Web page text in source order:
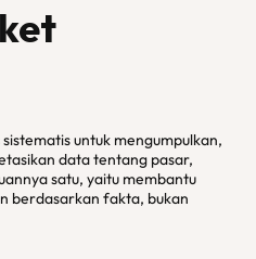
untuk mengumpulkan,
data tentang pasar,
satu, yaitu membantu
berdasarkan fakta, bukan